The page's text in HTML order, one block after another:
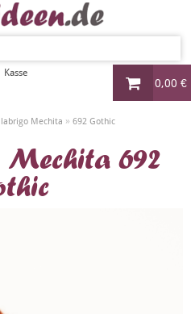
0,00 €
Kasse
Mechita » 692 Gothic
692